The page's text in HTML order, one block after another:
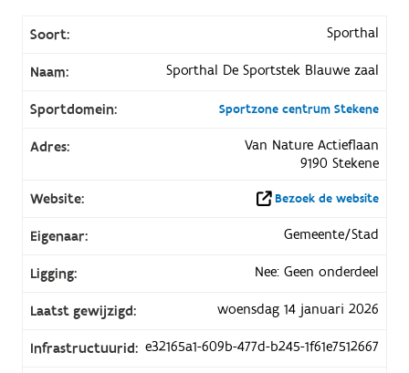
Soort: Sporthal
Naam: Sporthal De Sportstek Blauwe zaal
Sportdomein: Sportzone centrum Stekene
Adres:
Van Nature Actieflaan
9190 Stekene
Website:
Bezoek de website
Eigenaar: Gemeente/Stad
Ligging: Nee: Geen onderdeel
Laatst gewijzigd: woensdag 14 januari 2026
Infrastructuurid: e32165a1-609b-477d-b245-1f61e7512667